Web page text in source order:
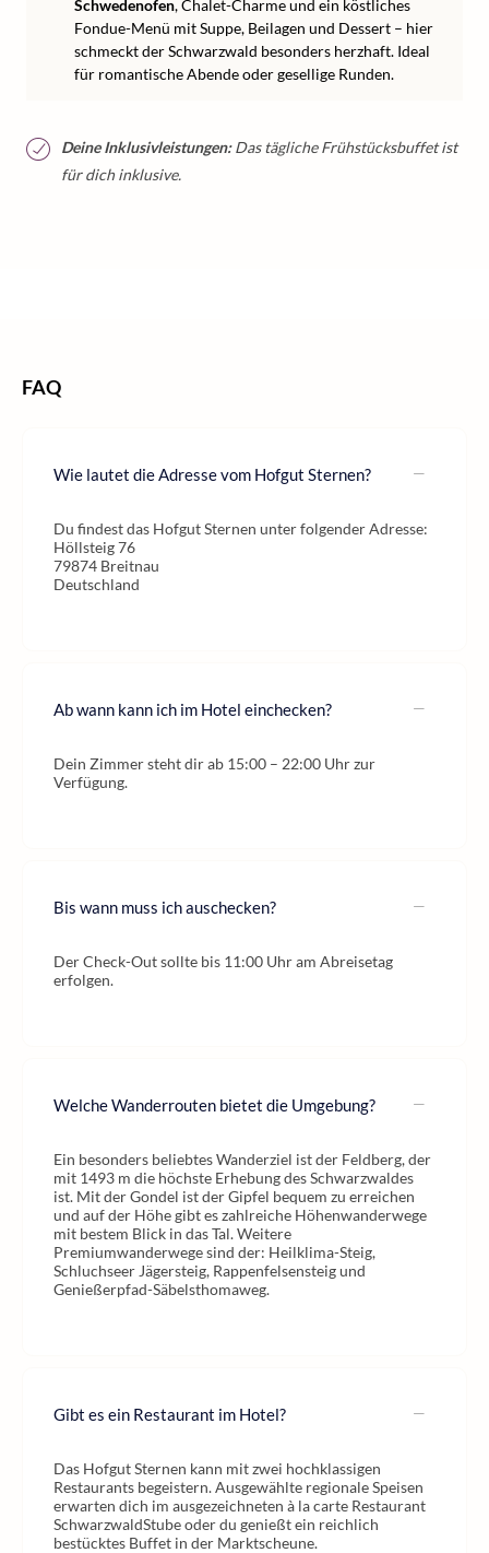
Schwedenofen, Chalet-Charme und ein köstliches
Fondue-Menü mit Suppe, Beilagen und Dessert – hier
schmeckt der Schwarzwald besonders herzhaft. Ideal
für romantische Abende oder gesellige Runden.
Deine Inklusivleistungen:Das tägliche Frühstücksbuffet ist
für dich inklusive.
FAQ
Wie lautet die Adresse vom Hofgut Sternen?
Du findest das Hofgut Sternen unter folgender Adresse:
Höllsteig 76
79874 Breitnau
Deutschland
Ab wann kann ich im Hotel einchecken?
Dein Zimmer steht dir ab 15:00 – 22:00 Uhr zur
Verfügung.
Bis wann muss ich auschecken?
Der Check-Out sollte bis 11:00 Uhr am Abreisetag
erfolgen.
Welche Wanderrouten bietet die Umgebung?
Ein besonders beliebtes Wanderziel ist der Feldberg, der
mit 1493 m die höchste Erhebung des Schwarzwaldes
ist. Mit der Gondel ist der Gipfel bequem zu erreichen
und auf der Höhe gibt es zahlreiche Höhenwanderwege
mit bestem Blick in das Tal. Weitere
Premiumwanderwege sind der: Heilklima-Steig,
Schluchseer Jägersteig, Rappenfelsensteig und
Genießerpfad-Säbelsthomaweg.
Gibt es ein Restaurant im Hotel?
Das Hofgut Sternen kann mit zwei hochklassigen
Restaurants begeistern. Ausgewählte regionale Speisen
erwarten dich im ausgezeichneten à la carte Restaurant
SchwarzwaldStube oder du genießt ein reichlich
bestücktes Buffet in der Marktscheune.